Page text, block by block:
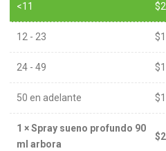
<11 $
12 - 23 $
24 - 49 $
50 en adelante $
1 ×Spray sueno profundo 90
ml arbora
$